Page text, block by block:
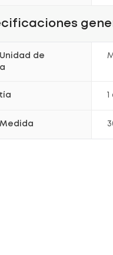
de
1
Medida